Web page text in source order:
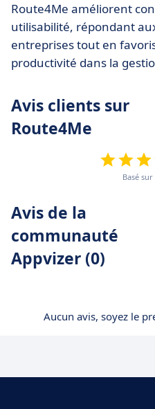
Route4Me améliorent
utilisabilité, répondant
entreprises tout en
productivité dans la
Avis clients sur
Route4Me
Basé sur
Avis de la
communauté
Appvizer (0)
Aucun avis, soyez le